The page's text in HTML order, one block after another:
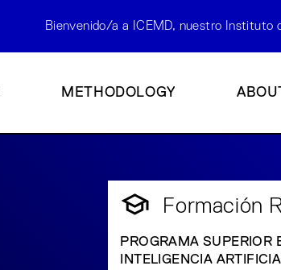
Bienvenido/a a ICEMD, nuestro Instituto
METHODOLOGY
Formación
PROGRAMA SUPERIOR
INTELIGENCIA